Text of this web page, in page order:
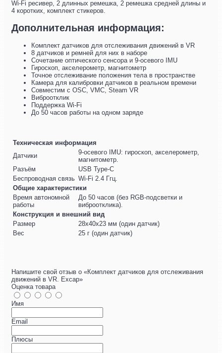
Wi-Fi ресивер, 2 длинных ремешка, 2 ремешка средней длины и
4 коротких, комплект стикеров.
Дополнительная информация:
Комплект датчиков для отслеживания движений в VR
8 датчиков и ремней для них в наборе
Сочетание оптического сенсора и 9-осевого IMU
Гироскоп, акселерометр, магнитометр
Точное отслеживание положения тела в пространстве
Камера для калибровки датчиков в реальном времени
Совместим с OSC, VMC, Steam VR
Виброотклик
Поддержка Wi-Fi
До 50 часов работы на одном заряде
Техническая информация
Датчики
9-осевого IMU: гироскоп, акселерометр,
магнитометр.
Разъём
USB Type-C
Беспроводная связь Wi-Fi 2.4 Ггц.
Общие характеристики
Время автономной
работы
До 50 часов (без RGB-подсветки и
виброотклика).
Конструкция и внешний вид
Размер
28х40х23 мм (один датчик)
Вес
25 г (один датчик)
Напишите свой отзыв о «Комплект датчиков для отслеживания
движений в VR. Excap»
Оценка товара
Имя
Email
Плюсы